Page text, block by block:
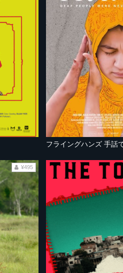
フライングハンズ 手話
¥495